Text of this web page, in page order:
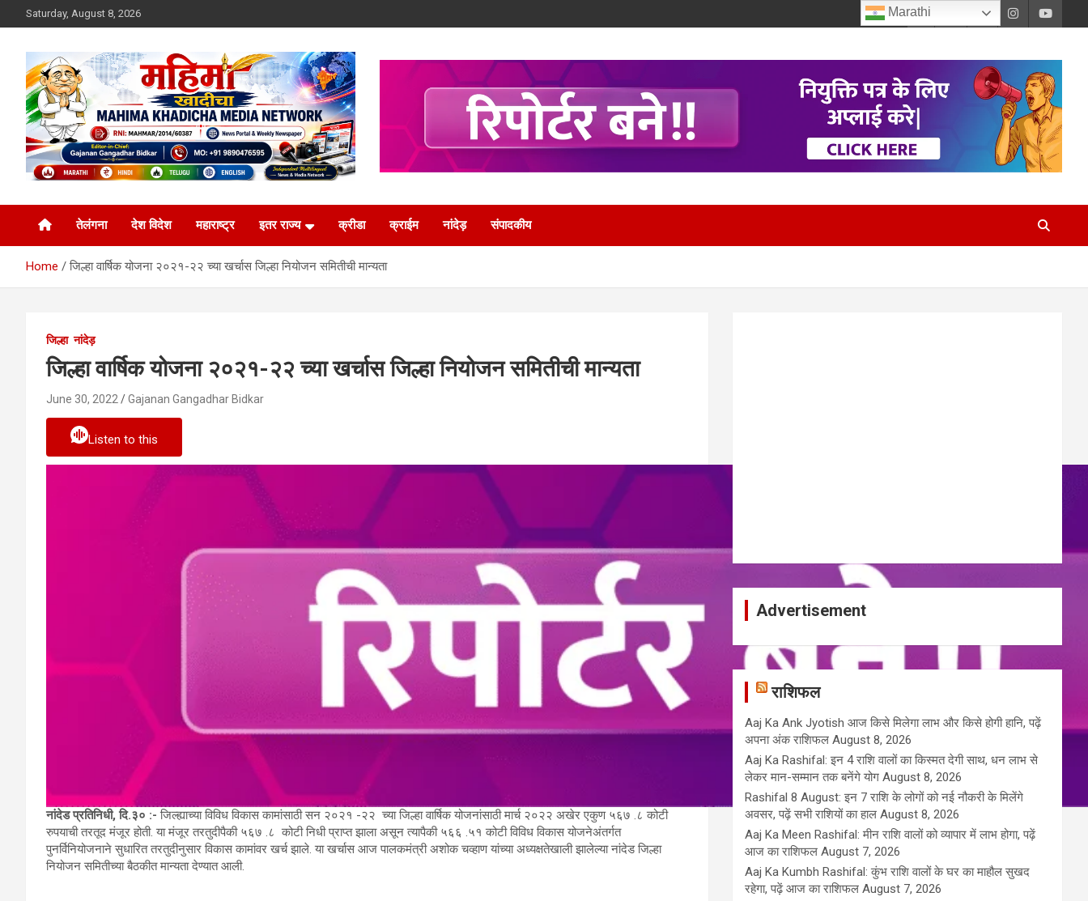
to
Saturday, August 8, 2026
Mahimakhadicha
तेलंगना देश विदेश महाराष्ट्र इतर राज्य क्रीडा क्राईम नांदेड़ संपादकीय
Home जिल्हा वार्षिक योजना २०२१-२२ च्या खर्चास जिल्हा नियोजन समितीची मान्यता
जिल्हा नांदेड़
जिल्हा वार्षिक योजना २०२१-२२ च्या खर्चास जिल्हा नियोजन समितीची मान्यता
June 30, 2022 Gajanan Gangadhar Bidkar
Listen to this
नांदेड प्रतिनिधी, दि.३० :- जिल्ह्याच्या विविध विकास कामांसाठी सन २०२१ -२२ च्या जिल्हा वार्षिक योजनांसाठी मार्च २०२२ अखेर एकुण ५६७ .८ कोटी
रुपयाची तरतूद मंजूर होती. या मंजूर तरतुदीपैकी ५६७ .८ कोटी निधी प्राप्त झाला असून त्यापैकी ५६६ .५१ कोटी विविध विकास योजनेअंतर्गत
पुनर्विनियोजनाने सुधारित तरतुदीनुसार विकास कामांवर खर्च झाले. या खर्चास आज पालकमंत्री अशोक चव्हाण यांच्या अध्यक्षतेखाली झालेल्या नांदेड जिल्हा
नियोजन समितीच्या बैठकीत मान्यता देण्यात आली.
Advertisement
राशिफल
Aaj Ka Ank Jyotish आज किसे मिलेगा लाभ और किसे होगी हानि, पढ़ें
अपना अंक राशिफल August 8, 2026
Aaj Ka Rashifal: इन 4 राशि वालों का किस्मत देगी साथ, धन लाभ से
लेकर मान-सम्मान तक बनेंगे योग August 8, 2026
Rashifal 8 August: इन 7 राशि के लोगों को नई नौकरी के मिलेंगे
अवसर, पढ़ें सभी राशियों का हाल August 8, 2026
Aaj Ka Meen Rashifal: मीन राशि वालों को व्यापार में लाभ होगा, पढ़ें
आज का राशिफल August 7, 2026
Aaj Ka Kumbh Rashifal: कुंभ राशि वालों के घर का माहौल सुखद
रहेगा, पढ़ें आज का राशिफल August 7, 2026
Marathi